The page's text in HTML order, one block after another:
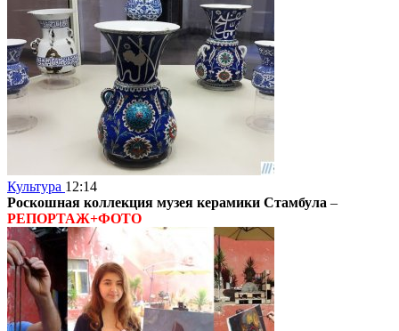
Культура 12:14
Роскошная коллекция музея керамики Стамбула –
РЕПОРТАЖ+ФОТО